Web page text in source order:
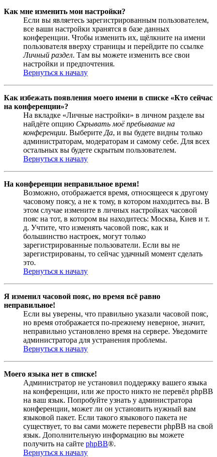
Как мне изменить мои настройки?
Если вы являетесь зарегистрированным пользователем,
все ваши настройки хранятся в базе данных
конференции. Чтобы изменить их, щёлкните на имени
пользователя вверху страницы и перейдите по ссылке
Личный раздел. Там вы можете изменить все свои
настройки и предпочтения.
Вернуться к началу
Как избежать появления моего имени в списке «Кто сейчас
на конференции»?
На вкладке «Личные настройки» в личном разделе вы
найдёте опцию Скрывать моё пребывание на
конференции. Выберите Да, и вы будете видны только
администраторам, модераторам и самому себе. Для всех
остальных вы будете скрытым пользователем.
Вернуться к началу
На конференции неправильное время!
Возможно, отображается время, относящееся к другому
часовому поясу, а не к тому, в котором находитесь вы. В
этом случае измените в личных настройках часовой
пояс на тот, в котором вы находитесь: Москва, Киев и т.
д. Учтите, что изменять часовой пояс, как и
большинство настроек, могут только
зарегистрированные пользователи. Если вы не
зарегистрированы, то сейчас удачный момент сделать
это.
Вернуться к началу
Я изменил часовой пояс, но время всё равно
неправильное!
Если вы уверены, что правильно указали часовой пояс,
но время отображается по-прежнему неверное, значит,
неправильно установлено время на сервере. Уведомите
администратора для устранения проблемы.
Вернуться к началу
Моего языка нет в списке!
Администратор не установил поддержку вашего языка
на конференции, или же просто никто не перевёл phpBB
на ваш язык. Попробуйте узнать у администратора
конференции, может ли он установить нужный вам
языковой пакет. Если такого языкового пакета не
существует, то вы сами можете перевести phpBB на свой
язык. Дополнительную информацию вы можете
получить на сайте phpBB®.
Вернуться к началу